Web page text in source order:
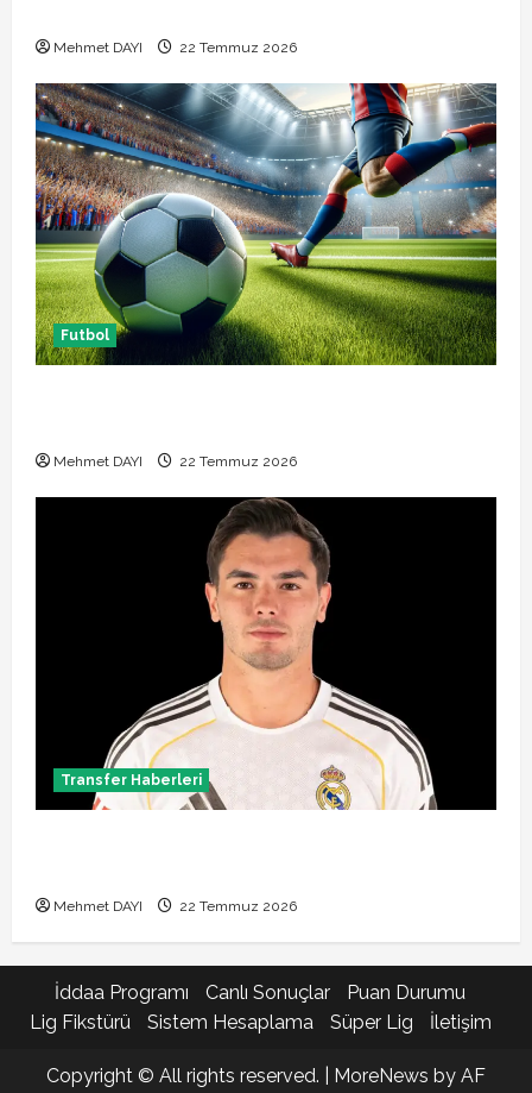
Mehmet DAYI 22 Temmuz 2026
Futbol
Mehmet DAYI 22 Temmuz 2026
Transfer Haberleri
Mehmet DAYI 22 Temmuz 2026
İddaa Programı Canlı Sonuçlar
Puan Durumu
Lig Fikstürü
Sistem Hesaplama Süper Lig İletişim
Copyright © All rights reserved. MoreNews by AF